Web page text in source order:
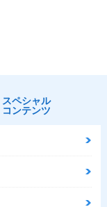
スペシャル
コンテンツ